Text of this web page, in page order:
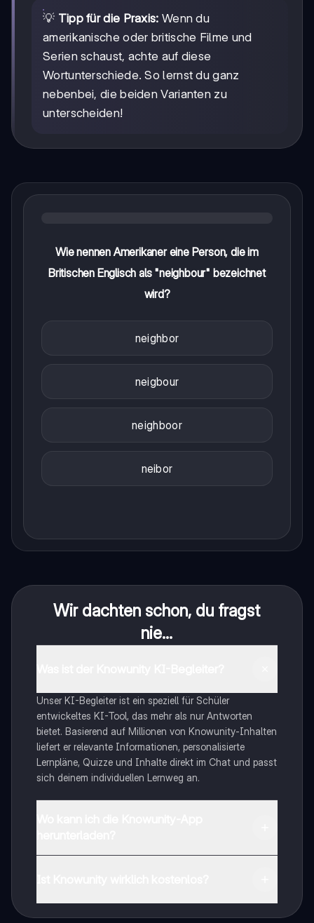
💡 Tipp für die Praxis: Wenn du
amerikanische oder britische Filme und
Serien schaust, achte auf diese
Wortunterschiede. So lernst du ganz
nebenbei, die beiden Varianten zu
unterscheiden!
Wie nennen Amerikaner eine Person, die im
Britischen Englisch als "neighbour" bezeichnet
wird?
neighbor
neigbour
neighboor
neibor
Wir dachten schon, du fragst
nie...
Unser KI-Begleiter ist ein speziell für Schüler
entwickeltes KI-Tool, das mehr als nur Antworten
bietet. Basierend auf Millionen von Knowunity-Inhalten
liefert er relevante Informationen, personalisierte
Lernpläne, Quizze und Inhalte direkt im Chat und passt
sich deinem individuellen Lernweg an.